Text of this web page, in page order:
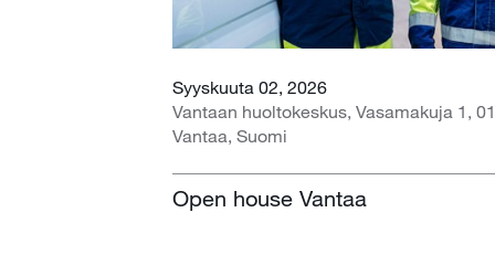
Syyskuuta 02, 2026
Vantaan huoltokeskus, Vasamakuja 1,
Vantaa, Suomi
Open house Vantaa